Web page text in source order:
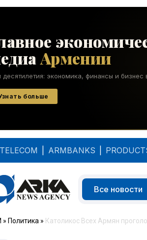
ARMBANKS
Все новости
» Политика » Католикос Всех Армян